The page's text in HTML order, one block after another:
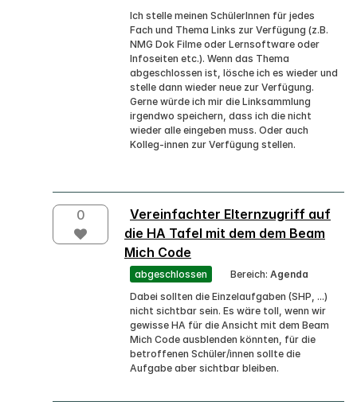
Ich stelle meinen SchülerInnen für jedes
Fach und Thema Links zur Verfügung (z.B.
NMG Dok Filme oder Lernsoftware oder
Infoseiten etc.). Wenn das Thema
abgeschlossen ist, lösche ich es wieder und
stelle dann wieder neue zur Verfügung.
Gerne würde ich mir die Linksammlung
irgendwo speichern, dass ich die nicht
wieder alle eingeben muss. Oder auch
Kolleg-innen zur Verfügung stellen.
0
Vereinfachter Elternzugriff auf
die HA Tafel mit dem dem Beam
Mich Code
abgeschlossen Bereich: Agenda
Dabei sollten die Einzelaufgaben (SHP, ...)
nicht sichtbar sein. Es wäre toll, wenn wir
gewisse HA für die Ansicht mit dem Beam
Mich Code ausblenden könnten, für die
betroffenen Schüler/innen sollte die
Aufgabe aber sichtbar bleiben.